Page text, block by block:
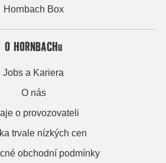
Hornbach Box
O HORNBACHu
Jobs a Kariera
O nás
o provozovateli
trvale nízkých cen
obchodní podmínky